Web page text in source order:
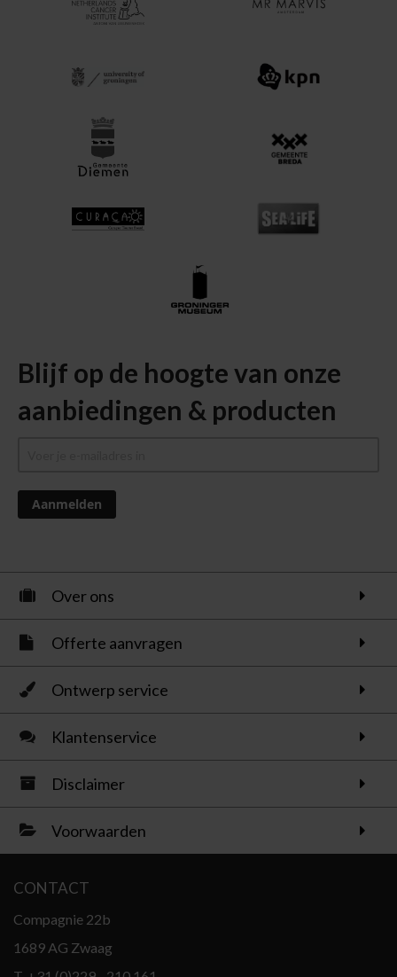
Blijf op de hoogte van onze
aanbiedingen & producten
Aanmelden
CONTACT
Compagnie 22b
1689 AG Zwaag
Over ons
Offerte aanvragen
Ontwerp service
Klantenservice
Disclaimer
Voorwaarden